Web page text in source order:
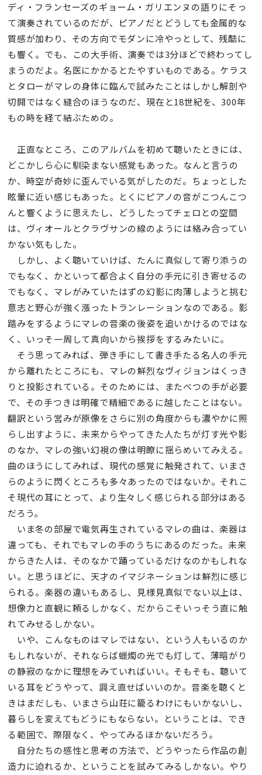
ディ・フランセーズのギョーム・ガリエンヌの語りにそっ
て演奏されているのだが、ピアノだとどうしても金属的な
質感が加わり、その方向でモダンに冷やっとして、残酷に
も響く。でも、この大手術、演奏では3分ほどで終わってし
まうのだよ。名医にかかるとたやすいものである。ケラス
とタローがマレの身体に臨んで試みたことはしかし解剖や
切開ではなく縫合のほうなのだ、現在と18世紀を、300年
もの時を経て結ぶための。
正直なところ、このアルバムを初めて聴いたときには、
どこかしら心に馴染まない感覚もあった。なんと言うの
か、時空が奇妙に歪んでいる気がしたのだ。ちょっとした
眩暈に近い感じもあった。とくにピアノの音がこつんこつ
んと響くように思えたし、どうしたってチェロとの空間
は、ヴィオールとクラヴサンの線のようには絡み合ってい
かない気もした。
しかし、よく聴いていけば、たんに真似して寄り添うの
でもなく、かといって都合よく自分の手元に引き寄せるの
でもなく、マレがみていたはずの幻影に肉薄しようと挑む
意志と野心が強く漲ったトランレーションなのである。影
踏みをするようにマレの音楽の後姿を追いかけるのではな
く、いっそ一周して真向いから挨拶をするみたいに。
そう思ってみれば、弾き手にして書き手たる名人の手元
から離れたところにも、マレの鮮烈なヴィジョンはくっき
りと投影されている。そのためには、またべつの手が必要
で、その手つきは明確で精細であるに越したことはない。
翻訳という営みが原像をさらに別の角度からも濃やかに照
らし出すように、未来からやってきた人たちが灯す光や影
のなか、マレの強い幻視の像は明瞭に揺らめいてみえる。
曲のほうにしてみれば、現代の感覚に触発されて、いまさ
らのように閃くところも多々あったのではないか。それこ
そ現代の耳にとって、より生々しく感じられる部分はある
だろう。
いま冬の部屋で電気再生されているマレの曲は、楽器は
違っても、それでもマレの手のうちにあるのだった。未来
からきた人は、そのなかで踊っているだけなのかもしれな
い。と思うほどに、天才のイマジネーションは鮮烈に感じ
られる。楽器の違いもあるし、見様見真似でない以上は、
想像力と直観に頼るしかなく、だからこそいっそう直に触
れてみせるしかない。
いや、こんなものはマレではない、という人もいるのか
もしれないが、それならば蠟燭の光でも灯して、薄暗がり
の静寂のなかに理想をみていればいい。そもそも、聴いて
いる耳をどうやって、調え直せばいいのか。音楽を聴くと
きはまだしも、いまさら山荘に籠るわけにもいかないし、
暮らしを変えてもどうにもならない。ということは、でき
る範囲で、際限なく、やってみるほかないだろう。
自分たちの感性と思考の方法で、どうやったら作品の創
造力に迫れるか、ということを試みてみるしかない。やり